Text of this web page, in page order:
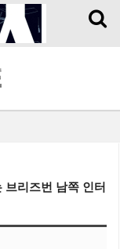
Toggle
브리즈번 남쪽 인터